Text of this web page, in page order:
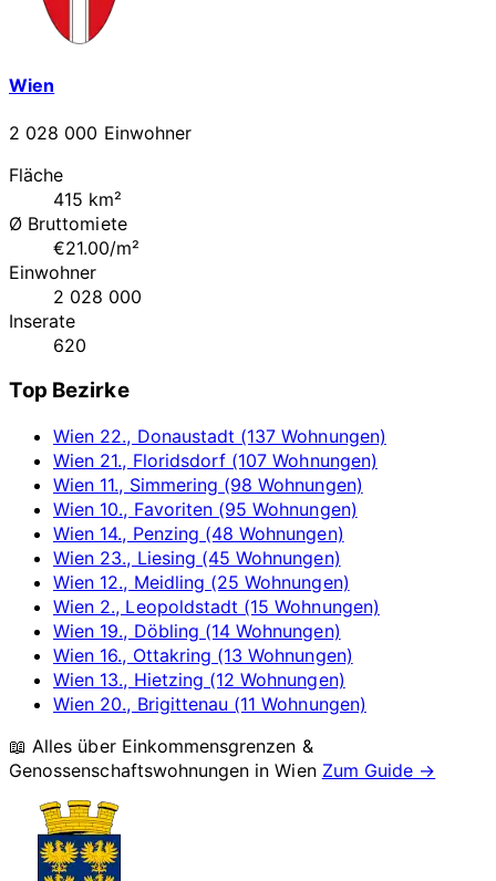
Wien
2 028 000 Einwohner
Fläche
415 km²
Ø Bruttomiete
€21.00/m²
Einwohner
2 028 000
Inserate
620
Top Bezirke
Wien 22., Donaustadt (137 Wohnungen)
Wien 21., Floridsdorf (107 Wohnungen)
Wien 11., Simmering (98 Wohnungen)
Wien 10., Favoriten (95 Wohnungen)
Wien 14., Penzing (48 Wohnungen)
Wien 23., Liesing (45 Wohnungen)
Wien 12., Meidling (25 Wohnungen)
Wien 2., Leopoldstadt (15 Wohnungen)
Wien 19., Döbling (14 Wohnungen)
Wien 16., Ottakring (13 Wohnungen)
Wien 13., Hietzing (12 Wohnungen)
Wien 20., Brigittenau (11 Wohnungen)
📖 Alles über Einkommensgrenzen &
Genossenschaftswohnungen inWien Zum Guide →